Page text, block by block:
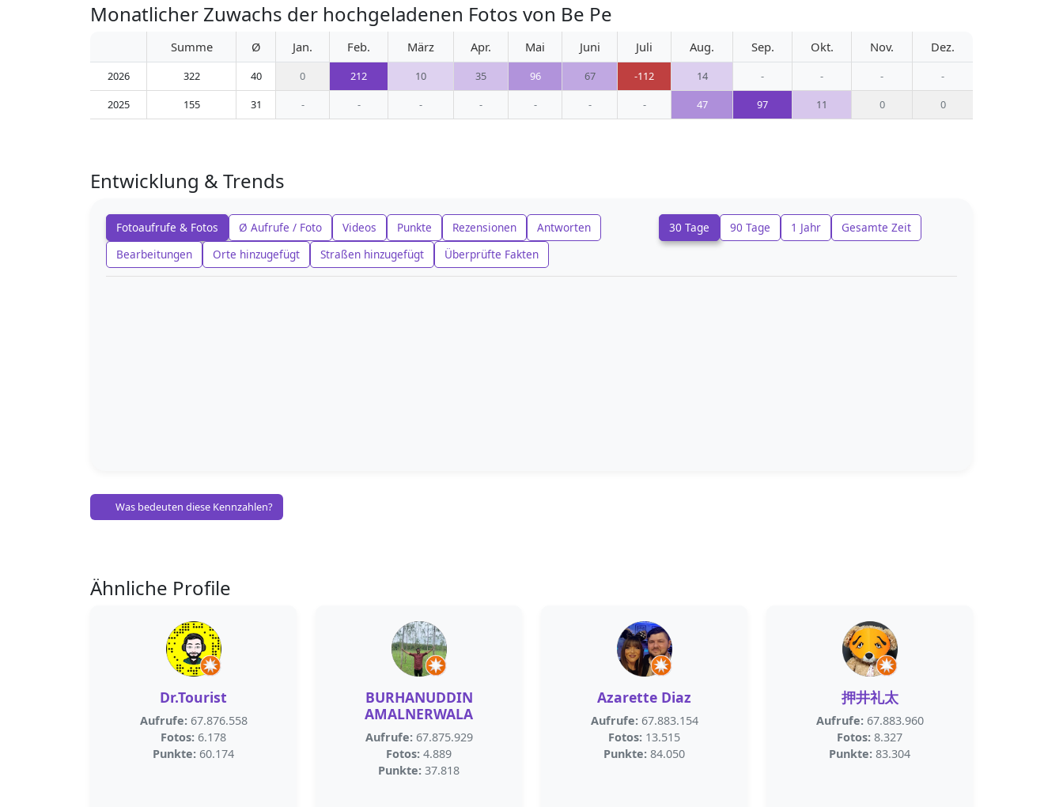
Monatlicher Zuwachs der hochgeladenen Fotos von Be Pe
Summe Ø Jan. Feb. März Apr. Mai Juni Juli Aug. Sep. Okt. Nov. Dez.
2026 322 40 0 212 10 35 96 67 -112 14 - - -
-
2025
155 31 - - - - - - - 47 97 11 0 0
Entwicklung & Trends
Fotoaufrufe & Fotos Ø Aufrufe / Foto Videos Punkte Rezensionen
Antworten
Bearbeitungen
Orte hinzugefügt Straßen hinzugefügt Überprüfte Fakten
30 Tage 90 Tage 1 Jahr Gesamte Zeit
Was bedeuten diese Kennzahlen?
Ähnliche Profile
Dr.Tourist
Aufrufe: 67.876.558
Fotos: 6.178
Punkte: 60.174
BURHANUDDIN
AMALNERWALA
Aufrufe: 67.875.929
Fotos: 4.889
Punkte: 37.818
Azarette Diaz
Aufrufe: 67.883.154
Fotos: 13.515
Punkte: 84.050
押井礼太
Aufrufe: 67.883.960
Fotos: 8.327
Punkte: 83.304